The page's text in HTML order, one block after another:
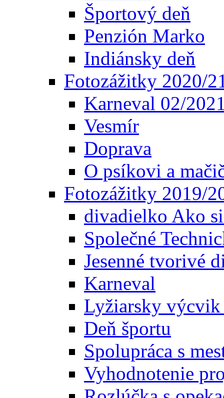
Športový deň
Penzión Marko
Indiánsky deň
Fotozážitky 2020/
Karneval 02/
Vesmír
Doprava
O psíkovi a
Fotozážitky 2019/
divadielko Ako
Společné
Jesenné tvorivé
Karneval
Lyžiarsky výcvik
Deň športu
Spolupráca s
Vyhodnotenie